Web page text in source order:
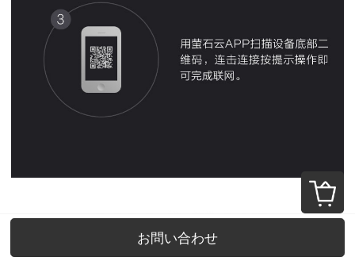
お問い合わせ